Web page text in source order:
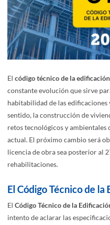
El código técnico de la edificación
constante evolución que sirve
habitabilidad de las edificaciones
sentido, la construcción de
retos tecnológicos y ambientales
actual. El próximo cambio será
licencia de obra sea posterior al
rehabilitaciones.
El Código Técnico de la
El Código Técnico de la
intento de aclarar las